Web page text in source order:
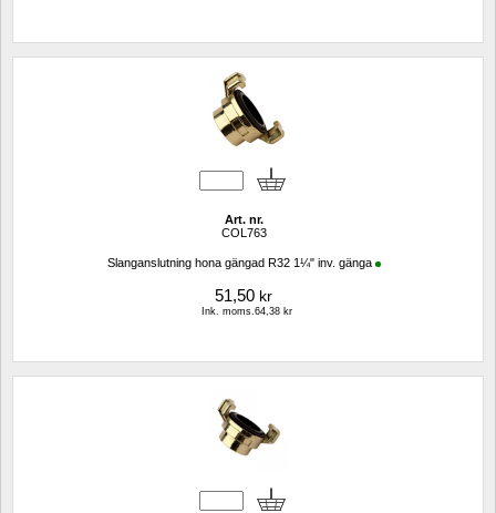
Art. nr.
COL763
Slanganslutning hona gängad R32 1¼" inv. gänga
51,50 kr
Ink. moms.64,38 kr